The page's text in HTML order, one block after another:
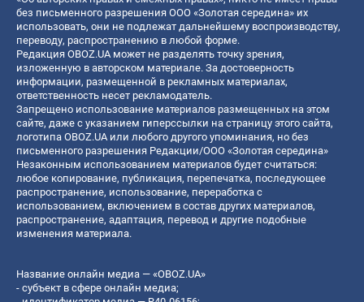
без письменного разрешения ООО «Золотая середина» их
использовать, они не подлежат дальнейшему воспроизводству,
переводу, распространению в любой форме.
Редакция OBOZ.UA может не разделять точку зрения,
изложенную в авторском материале. За достоверность
информации, размещенной в рекламных материалах,
ответственность несет рекламодатель.
Запрещено использование материалов размещенных на этом
сайте, даже с указанием гиперссылки на страницу этого сайта,
логотипа OBOZ.UA или любого другого упоминания, но без
письменного разрешения Редакции/ООО «Золотая середина»
Незаконным использованием материалов будет считаться:
любое копирование, публикация, перепечатка, последующее
распространение, использование, переработка с
использованием, включением в состав других материалов,
распространение, адаптация, перевод и другие подобные
изменения материала.
Название онлайн медиа — «OBOZ.UA»
- субъект в сфере онлайн медиа;